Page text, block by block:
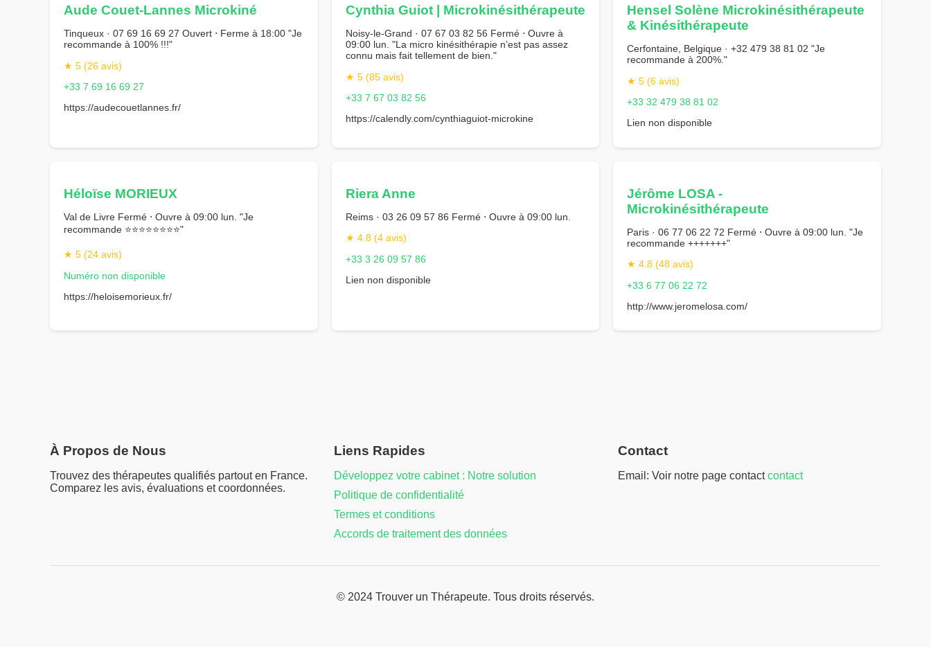
Aude Couet-Lannes Microkiné
Tinqueux · 07 69 16 69 27 Ouvert ⋅ Ferme à 18:00 "Je
recommande à 100% !!!"
★ 5 (26 avis)
+33 7 69 16 69 27
https://audecouetlannes.fr/
Cynthia Guiot | Microkinésithérapeute
Noisy-le-Grand · 07 67 03 82 56 Fermé ⋅ Ouvre à
09:00 lun. "La micro kinésithérapie n’est pas assez
connu mais fait tellement de bien."
★ 5 (85 avis)
+33 7 67 03 82 56
https://calendly.com/cynthiaguiot-microkine
Hensel Solène Microkinésithérapeute
& Kinésithérapeute
Cerfontaine, Belgique · +32 479 38 81 02 "Je
recommande à 200%."
★ 5 (6 avis)
+33 32 479 38 81 02
Lien non disponible
Héloïse MORIEUX
Val de Livre Fermé ⋅ Ouvre à 09:00 lun. "Je
recommande ⭐⭐⭐⭐⭐⭐⭐⭐"
★ 5 (24 avis)
Numéro non disponible
https://heloisemorieux.fr/
Riera Anne
Reims · 03 26 09 57 86 Fermé ⋅ Ouvre à 09:00 lun.
★ 4.8 (4 avis)
+33 3 26 09 57 86
Lien non disponible
Jérôme LOSA -
Microkinésithérapeute
Paris · 06 77 06 22 72 Fermé ⋅ Ouvre à 09:00 lun. "Je
recommande +++++++"
★ 4.8 (48 avis)
+33 6 77 06 22 72
http://www.jeromelosa.com/
À Propos de Nous
Trouvez des thérapeutes qualifiés partout en France.
Comparez les avis, évaluations et coordonnées.
Liens Rapides
Développez votre cabinet : Notre solution
Politique de confidentialité
Termes et conditions
Accords de traitement des données
Contact
Email: Voir notre page contactcontact
© 2024 Trouver un Thérapeute. Tous droits réservés.